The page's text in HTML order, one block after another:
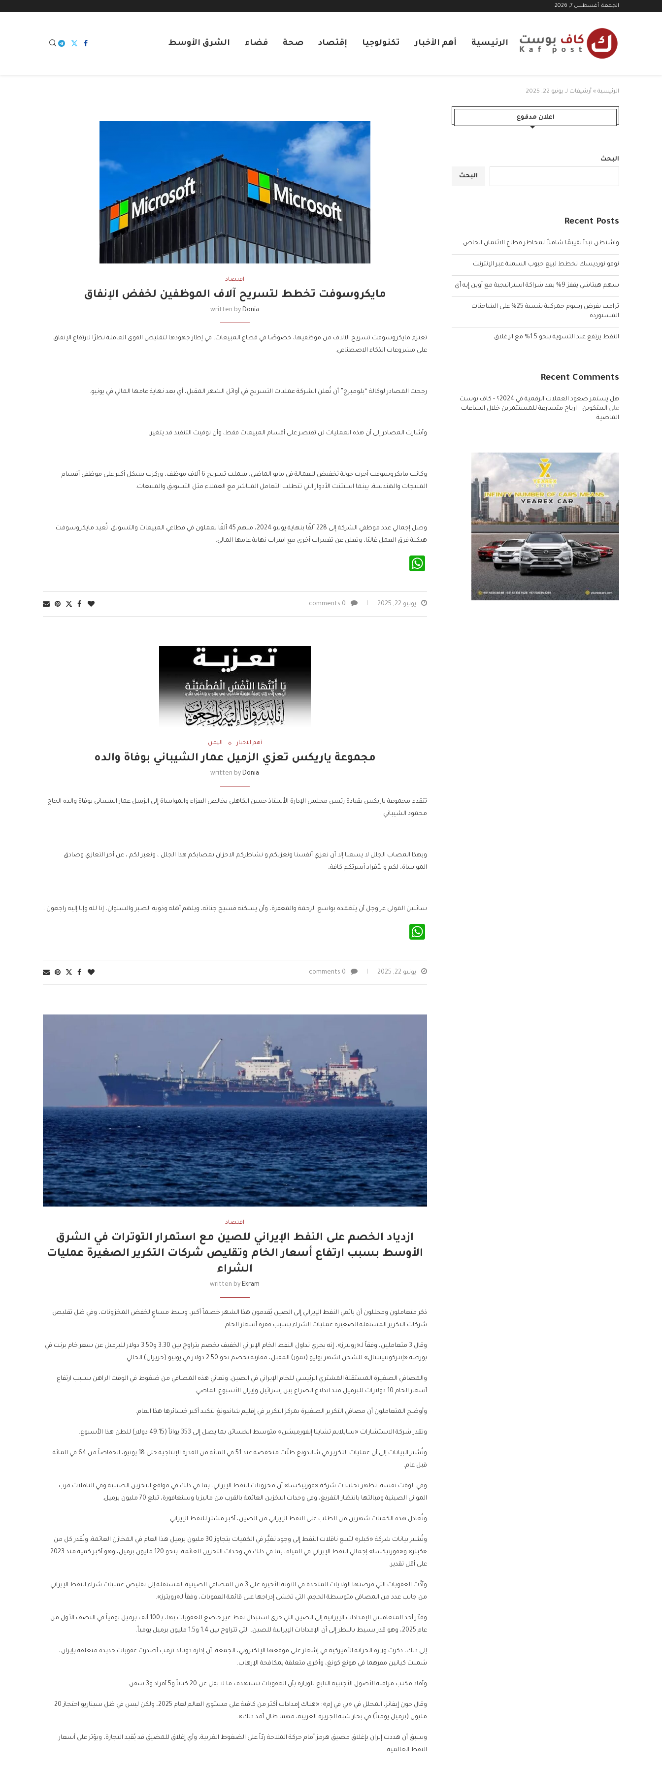
الجمعة, أغسطس 7, 2026
الرئيسية أهم الأخبار تكنولوجيا إقتصاد صحة فضاء الشرق الأوسط
الرئيسية » أرشيفات لـ يونيو 22, 2025
اقتصاد
مايكروسوفت تخطط لتسريح آلاف الموظفين لخفض الإنفاق
written by Donia
تعتزم مايكروسوفت تسريح الآلاف من موظفيها، خصوصًا في قطاع المبيعات، في إطار جهودها لتقليص القوى العاملة نظرًا لارتفاع الإنفاق
على مشروعات الذكاء الاصطناعي.
رجحت المصادر لوكالة “بلومبرج” أن تُعلن الشركة عمليات التسريح في أوائل الشهر المقبل، أي بعد نهاية عامها المالي في يونيو.
وأشارت المصادر إلى أن هذه العمليات لن تقتصر على أقسام المبيعات فقط، وأن توقيت التنفيذ قد يتغير.
وكانت مايكروسوفت أجرت جولة تخفيض للعمالة في مايو الماضي، شملت تسريح 6 آلاف موظف، وركزت بشكل أكبر على موظفي أقسام
المنتجات والهندسة، بينما استثنت الأدوار التي تتطلب التعامل المباشر مع العملاء مثل التسويق والمبيعات.
وصل إجمالي عدد موظفي الشركة إلى 228 ألفًا بنهاية يونيو 2024، منهم 45 ألفًا يعملون في قطاعي المبيعات والتسويق. تُعيد مايكروسوفت
هيكلة فرق العمل غالبًا، وتعلن عن تغييرات أخرى مع اقتراب نهاية عامها المالي.
يونيو 22, 2025 0 comments
أهم الاخبار اليمن
مجموعة ياريكس تعزي الزميل عمار الشيباني بوفاة والده
written by Donia
تتقدم مجموعة ياريكس بقيادة رئيس مجلس الإدارة الأستاذ حسن الكاهلي بخالص العزاء والمواساة إلى الزميل عمار الشيباني بوفاة والده الحاج
محمود الشيباني .
وبهذا المصاب الجلل لا يسعنا إلا أن نعزي أنفسنا ونعزيكم و نشاطركم الاحزان بمصابكم هذا الجلل ، ونعبر لكم ، عن أحر التعازي وصادق
المواساة، لكم و لأفراد أسرتكم كافة،
سائلين المولى عز وجل أن يتغمده بواسع الرحمة والمغفرة، وأن يسكنه فسيح جناته، ويلهم أهله وذويه الصبر والسلوان، إنا لله وإنا إليه راجعون .
يونيو 22, 2025 0 comments
اقتصاد
ازدياد الخصم على النفط الإيراني للصين مع استمرار التوترات في الشرق
الأوسط بسبب ارتفاع أسعار الخام وتقليص شركات التكرير الصغيرة عمليات
الشراء
written by Ekram
ذكر متعاملون ومحللون أن بائعي النفط الإيراني إلى الصين يُقدمون هذا الشهر خصماً أكبر، وسط مساعٍ لخفض المخزونات، وفي ظل تقليص
شركات التكرير المستقلة الصغيرة عمليات الشراء بسبب قفزة أسعار الخام.
وقال 3 متعاملين، وفقاً لـ«رويترز»، إنه يجري تداول النفط الخام الإيراني الخفيف بخصم يتراوح بين 3.30 و3.50 دولار للبرميل عن سعر خام برنت في
بورصة «إنتركونتيننتال» للشحن لشهر يوليو (تموز) المقبل، مقارنة بخصم نحو 2.50 دولار في يونيو (حزيران) الحالي.
والمصافي الصغيرة المستقلة المشتري الرئيسي للخام الإيراني في الصين. وتعاني هذه المصافي من ضغوط في الوقت الراهن بسبب ارتفاع
أسعار الخام 10 دولارات للبرميل منذ اندلاع الصراع بين إسرائيل وإيران الأسبوع الماضي.
وأوضح المتعاملون أن مصافي التكرير الصغيرة بمركز التكرير في إقليم شاندونغ تتكبد أكبر خسائرها هذا العام.
وتقدر شركة الاستشارات «سابلايم تشاينا إنفورميشن» متوسط الخسائر، بما يصل إلى 353 يواناً (49.15 دولار) للطن هذا الأسبوع.
وتُشير البيانات إلى أن عمليات التكرير في شاندونغ ظلّت منخفضة عند 51 في المائة من القدرة الإنتاجية حتى 18 يونيو، انخفاضاً من 64 في المائة
قبل عام.
وفي الوقت نفسه، تظهر تحليلات شركة «فورتيكسا» أن مخزونات النفط الإيراني، بما في ذلك في مواقع التخزين الصينية وفي الناقلات قرب
المواني الصينية وقبالتها بانتظار التفريغ، وفي وحدات التخزين العائمة بالقرب من ماليزيا وسنغافورة، تبلغ 70 مليون برميل.
وتُعادل هذه الكميات شهرين من الطلب على النفط الإيراني من الصين، أكبر مشترٍ للنفط الإيراني.
وتُشير بيانات شركة «كبلر» لتتبع ناقلات النفط إلى وجود تغيُّر في الكميات يتجاوز 30 مليون برميل هذا العام في المخازن العائمة. وتُقدر كل من
«كبلر» و«فورتيكسا» إجمالي النفط الإيراني في المياه، بما في ذلك في وحدات التخزين العائمة، بنحو 120 مليون برميل، وهو أكبر كمية منذ 2023
على أقل تقدير.
وأدَّت العقوبات التي فرضتها الولايات المتحدة في الآونة الأخيرة على 3 من المصافي الصينية المستقلة إلى تقليص عمليات شراء النفط الإيراني
من جانب عدد من المصافي متوسطة الحجم، التي تخشى إدراجها على قائمة العقوبات، وفقاً لـ«رويترز».
وقدّر أحد المتعاملين الإمدادات الإيرانية إلى الصين التي جرى استبدال نفط غير خاضع للعقوبات بها، بـ100 ألف برميل يومياً في النصف الأول من
عام 2025، وهو قدر بسيط بالنظر إلى أن الإمدادات الإيرانية للصين، التي تتراوح بين 1.4 و1.5 مليون برميل يومياً.
إلى ذلك، ذكرت وزارة الخزانة الأميركية في إشعار على موقعها الإلكتروني، الجمعة، أن إدارة دونالد ترمب أصدرت عقوبات جديدة متعلقة بإيران،
شملت كيانين مقرهما في هونغ كونغ، وأخرى متعلقة بمكافحة الإرهاب.
وأفاد مكتب مراقبة الأصول الأجنبية التابع للوزارة بأن العقوبات تستهدف ما لا يقل عن 20 كياناً و5 أفراد و3 سفن.
وقال جون إيفانز، المحلل في «بي في إم»: «هناك إمدادات أكثر من كافية على مستوى العالم لعام 2025، ولكن ليس في ظل سيناريو احتجاز 20
مليون (برميل يومياً) في بحار شبه الجزيرة العربية، مهما طال أمد ذلك».
وسبق أن هددت إيران بإغلاق مضيق هرمز أمام حركة الملاحة ردّاً على الضغوط الغربية، وأي إغلاق للمضيق قد يُقيد التجارة، ويؤثر على أسعار
النفط العالمية.
اعلان مدفوع
البحث
البحث
Recent Posts
واشنطن تبدأ تقييمًا شاملاً لمخاطر قطاع الائتمان الخاص
نوفو نورديسك تخطط لبيع حبوب السمنة عبر الإنترنت
سهم هيتاشي يقفز 9% بعد شراكة استراتيجية مع أوبن إيه آي
ترامب يفرض رسوم جمركية بنسبة 25% على الشاحنات
المستوردة
النفط يرتفع عند التسوية بنحو 1.5% مع الإغلاق
Recent Comments
هل يستمر صعود العملات الرقمية في 2024؟ - كاف بوست
على البيتكوين – ارباح متسارعة للمستثمرين خلال الساعات
الماضية